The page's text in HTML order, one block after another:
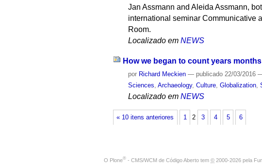
Jan Assmann and Aleida Assmann,
international seminar Communicative
Room.
Localizado em NEWS
How we began to count years
por Richard Meckien — publicado 22/03/2016
Sciences,Archaeology,Culture,Globalization,
Localizado em NEWS
« 10 itens anteriores 1 2 3 4 5 6
O Plone® - CMS/WCM de Código Aberto tem © 2000-2026 pela